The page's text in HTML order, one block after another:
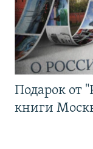
Подарок от
книги